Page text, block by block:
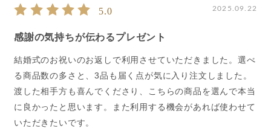
5.0
感謝の気持ちが伝わるプレゼント
2025.09.22
結婚式のお祝いのお返しで利用させていただきました。選べ
る商品数の多さと、3品も届く点が気に入り注文しました。
渡した相手方も喜んでくださり、こちらの商品を選んで本当
に良かったと思います。また利用する機会があれば使わせて
いただきたいです。